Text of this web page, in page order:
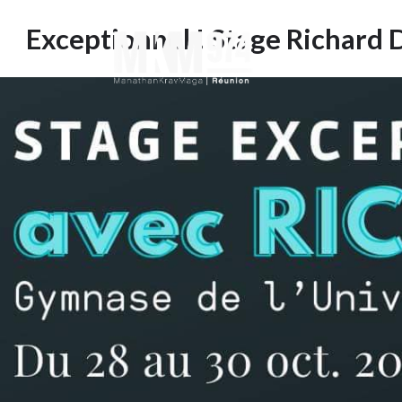
Exceptionnel ! Stage Richard